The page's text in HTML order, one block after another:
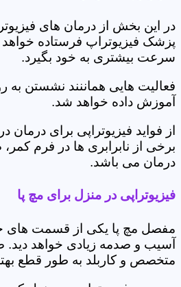
در این بخش از درمان های
پزشک فیزیوتراپ فرستاده
سرعت بیشتری به خود بگیرد.
فعالیت هایی هماننند نشستن
آموزش داده خواهد شد.
از فواید فیزیوتراپی برای
برخی از نابرابری ها در فرم
درمان می باشد.
فیزیوتراپی در منزل برای مچ پا
مفصل مچ پا یکی از قسمت های
آسیب و صدمه زیادی خواهد دید.
متخصص و کاربلد به طور قطع